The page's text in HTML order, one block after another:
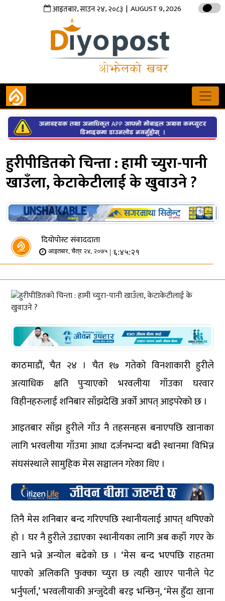
आइतबार,साउन२४,२०८३ | AUGUST 9, 2026
हुरीपीडितको चिन्ता : हामी च्युरा-पानी
खाउँला, केटाकेटीलाई के खुवाउने ?
दियोपोस्ट संवाददाता
आइतबार, चैत्र २४, २०७५ | ६:४५:२१
काठमाडौं, चैत २४ । चैत १७ गतेको विनशाकारी हुरीले
अत्याधिक क्षति पुर्‍याएकाे भरवलीया गाँउका घरवार
विहीनहरुलाई शनिबार साँझदेखि अर्को आपत् आइपरेको छ ।
आइतबार साँझ हुरीले गाँउ नै तहसनहस बनाएपछि खानाका
लागि भरवलीया गाँउमा आधा दर्जनभन्दा बढी स्थानमा विभिन्न
संघसंस्थाले सामुहिक मेस सञ्चालन गरेका थिए ।
तिनै मेस शनिबार बन्द गरिएपछि स्थानीयलाई आपत् थपिएको
हो । घर नै हुरीले उडाएका स्थानीयका लागि अब कहाँ गएर के
खाने भन्ने अन्योल बढेको छ । ‘मेस बन्द भएपछि राहतमा
पाएको अलिकति फुक्का च्युरा छ त्यही खाएर पानीले पेट
भर्नुपर्ला,’ भरवलीयाकी अन्जुदेवी बरइ भन्छिन्, ‘मेस हुँदा खाना